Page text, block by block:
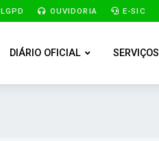
LGPD OUVIDORIA E-SIC
DIÁRIO OFICIAL SERVIÇOS